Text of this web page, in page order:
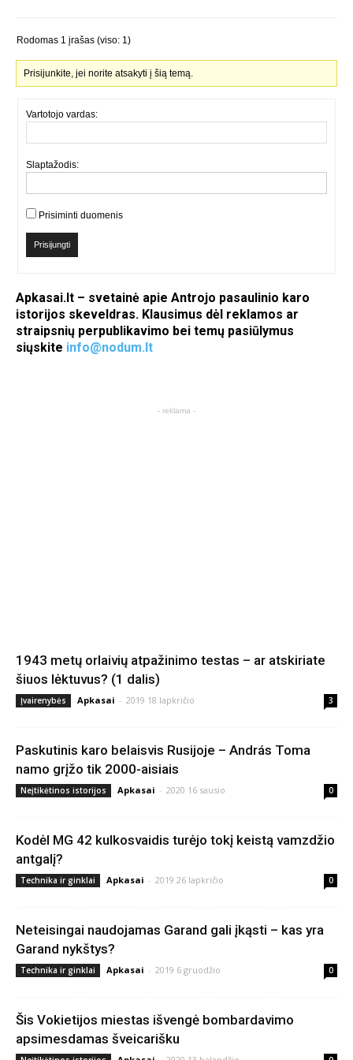
Rodomas 1 įrašas (viso: 1)
Prisijunkite, jei norite atsakyti į šią temą.
Vartotojo vardas:
Slaptažodis:
Prisiminti duomenis
Prisijungti
Apkasai.lt – svetainė apie Antrojo pasaulinio karo
istorijos skeveldras. Klausimus dėl reklamos ar
straipsnių perpublikavimo bei temų pasiūlymus
siųskite info@nodum.lt
- reklama -
1943 metų orlaivių atpažinimo testas – ar atskiriate
šiuos lėktuvus? (1 dalis)
Įvairenybės Apkasai - 2019 18 lapkričio 3
Paskutinis karo belaisvis Rusijoje – András Toma
namo grįžo tik 2000-aisiais
Neįtikėtinos istorijos Apkasai - 2020 16 sausio 0
Kodėl MG 42 kulkosvaidis turėjo tokį keistą vamzdžio
antgalį?
Technika ir ginklai Apkasai - 2019 26 lapkričio 0
Neteisingai naudojamas Garand gali įkąsti – kas yra
Garand nykštys?
Technika ir ginklai Apkasai - 2019 6 gruodžio 0
Šis Vokietijos miestas išvengė bombardavimo
apsimesdamas šveicarišku